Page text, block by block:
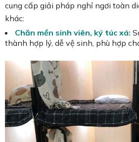
cung cấp giải pháp nghỉ ngơi toàn
khác:
Chăn mền sinh viên, ký túc xá:
thành hợp lý, dễ vệ sinh, phù hợp